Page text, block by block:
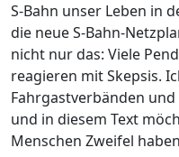
S‑Bahn unser Leben in
die neue
nicht nur das: Viele
reagieren mit Skepsis.
Fahrgastverbänden
und in diesem Text
Menschen Zweifel